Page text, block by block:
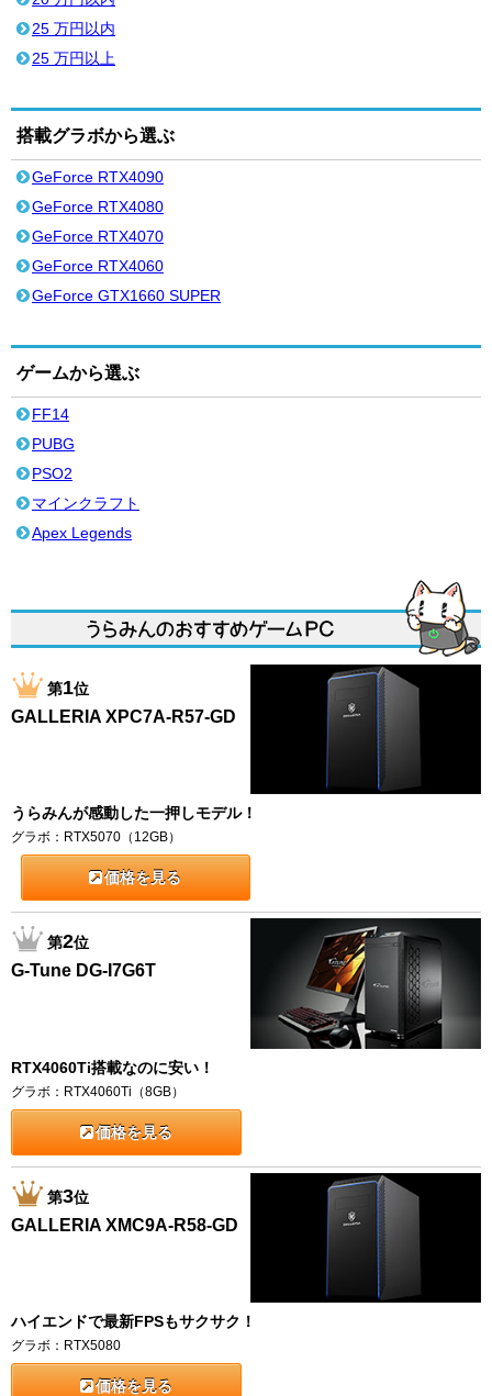
25 万円以内
25 万円以上
搭載グラボから選ぶ
GeForce RTX4090
GeForce RTX4080
GeForce RTX4070
GeForce RTX4060
GeForce GTX1660 SUPER
ゲームから選ぶ
FF14
PUBG
PSO2
マインクラフト
Apex Legends
第1位
GALLERIA XPC7A-R57-GD
うらみんが感動した一押しモデル！
グラボ：RTX5070（12GB）
価格を見る
第2位
G-Tune DG-I7G6T
RTX4060Ti搭載なのに安い！
グラボ：RTX4060Ti（8GB）
価格を見る
第3位
GALLERIA XMC9A-R58-GD
ハイエンドで最新FPSもサクサク！
グラボ：RTX5080
価格を見る